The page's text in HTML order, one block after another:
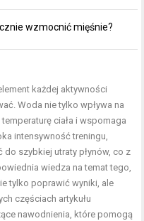
wzmocnić mięśnie?
każdej aktywności
Woda nie tylko wpływa na
ciała i wspomaga
intensywność treningu,
do szybkiej utraty płynów, co z
wiedza na temat tego,
tylko poprawić wyniki, ale
częściach artykułu
nawodnienia, które pomogą